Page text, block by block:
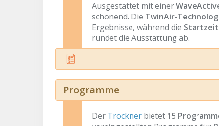
Ausgestattet mit einer
schonend. Die TwinAir-
Ergebnisse, während die
rundet die Ausstattung ab.
Programme
Der Trockner bietet 15